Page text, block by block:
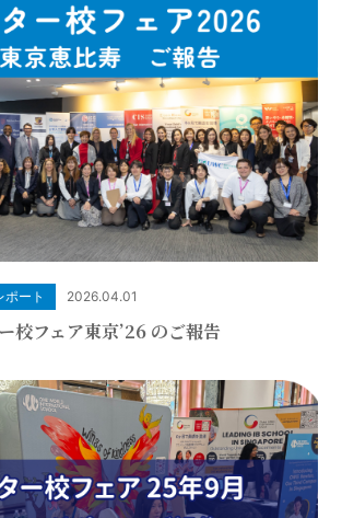
ポート 2026.04.01
校フェア東京’26 のご報告